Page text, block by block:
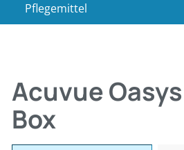
Pflegemittel
Acuvue
Box